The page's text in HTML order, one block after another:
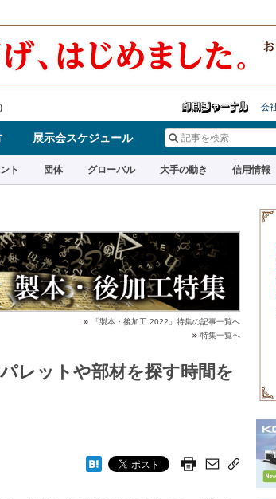
） 会
展示会スケジュール
ト 団体 グローバル 大手の動き 信用情報
「製本・後加工 2022」特集の記事一覧へ
特集一覧へ
レットや部材を探す時間を